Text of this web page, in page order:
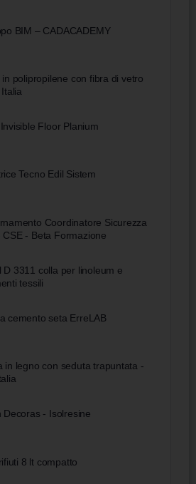
BIM – CADACADEMY
in polipropilene con fibra di vetro
Floor Planium
Tecno Edil Sistem
Coordinatore Sicurezza
CSE - Beta Formazione
D 3311 colla per linoleum e
tessili
cemento seta ErreLAB
in legno con seduta trapuntata -
Decoras - Isolresine
8 lt compatto